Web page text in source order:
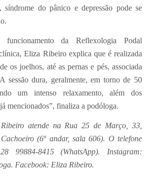
síndrome do pânico e depressão pode se
da Reflexologia Podal
Eliza Ribeiro explica que é realizada
os joelhos, até as pernas e pés, associada
sessão dura, geralmente, em torno de 50
um intenso relaxamento, além dos
mencionados”, finaliza a podóloga.
atende na Rua 25 de Março, 33,
(6º andar, sala 606). O telefone
99884-8415 (WhatsApp). Instagram:
Facebook: Eliza Ribeiro.